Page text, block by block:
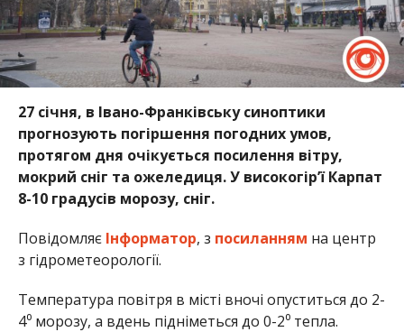
27 січня, в Івано-Франківську синоптики
прогнозують погіршення погодних умов,
протягом дня очікується посилення вітру,
мокрий сніг та ожеледиця. У високогір’ї Карпат
8-10 градусів морозу, сніг.
Повідомляє Інформатор, з посиланням на центр
з гідрометеорології.
Температура повітря в місті вночі опуститься до 2-
4⁰ морозу, а вдень підніметься до 0-2⁰ тепла.